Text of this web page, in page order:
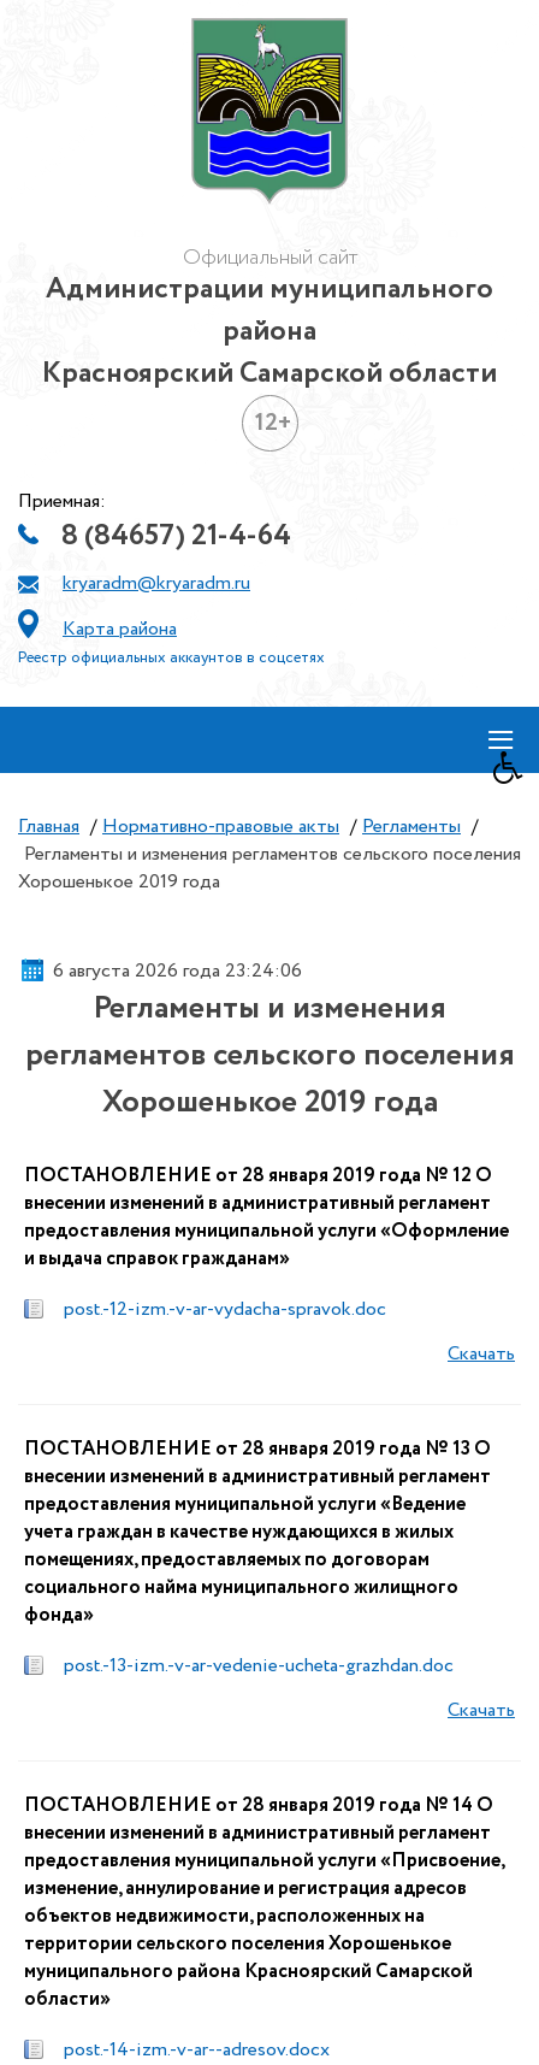
Официальный сайт
Администрации муниципального
района
Красноярский Самарской области
12+
Приемная:
8 (84657) 21-4-64
kryaradm@kryaradm.ru
Карта района
Реестр официальных аккаунтов в соцсетях
≡
Главная / Нормативно-правовые акты / Регламенты /
Регламенты и изменения регламентов сельского поселения
Хорошенькое 2019 года
6 августа 2026 года 23:24:07
Регламенты и изменения
регламентов сельского поселения
Хорошенькое 2019 года
ПОСТАНОВЛЕНИЕ от 28 января 2019 года № 12 О
внесении изменений в административный регламент
предоставления муниципальной услуги «Оформление
и выдача справок гражданам»
post.-12-izm.-v-ar-vydacha-spravok.doc
Скачать
ПОСТАНОВЛЕНИЕ от 28 января 2019 года № 13 О
внесении изменений в административный регламент
предоставления муниципальной услуги «Ведение
учета граждан в качестве нуждающихся в жилых
помещениях, предоставляемых по договорам
социального найма муниципального жилищного
фонда»
post.-13-izm.-v-ar-vedenie-ucheta-grazhdan.doc
Скачать
ПОСТАНОВЛЕНИЕ от 28 января 2019 года № 14 О
внесении изменений в административный регламент
предоставления муниципальной услуги «Присвоение,
изменение, аннулирование и регистрация адресов
объектов недвижимости, расположенных на
территории сельского поселения Хорошенькое
муниципального района Красноярский Самарской
области»
post.-14-izm.-v-ar--adresov.docx